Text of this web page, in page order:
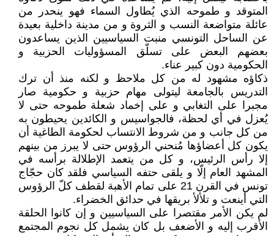
المتوقد و طموحه الذي يُطاول السماء فهو ينحدر من
عائلة متواضعة النسب و الثروة و من مدينة داخلية بعيدة
عن الساحل التونسي منبت السياسيين الذين يساعدون
بعضهم البعض على تسلّق المسؤوليات الحزبية و
الحكومية دون كبير عناء.
ذكاؤه مشهود له من كل ملاحظ و لكنه منذ أن ترك
التدريس بالجامعة ليتولى مهام حزبية و حكومية صار
مجبرا على التغابي و على إخماد شعلة طموحه حتى لا
يُعزل في أي لحظة، فالجواسيس و الكائدين يحيطون به
من كل جانب و من شروط الانتساب لحكومة الطاغية أن
يكون كل أعضاؤها مُنحني الرؤوس حتى لا يبرز من بينهم
إلا رأس الرئيس، و كل من يتعمد الإطلالة برأسه في
المشهد العام إلّا و يلقى حتفه السياسي فلقد كان حجّاج
تونس في القرن 21 على تمام الأهبة لقطف كلّ الرؤوس
التي أينعت و تلألأ بريقها في حدائق الخضراء.
لم يكن الأمر مقتصرا على السياسيين و إن كانوا الحلقة
الأقرب إليه و الأضعف بل كان يشمل كل نجوم المجتمع